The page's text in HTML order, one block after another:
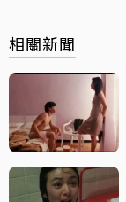
相關新聞